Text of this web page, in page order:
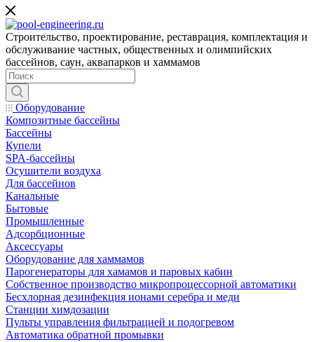
Строительство, проектирование, реставрация, комплектация и
обслуживание частных, общественных и олимпийских
бассейнов, саун, аквапарков и хаммамов
Оборудование
Композитные бассейны
Бассейны
Купели
SPA-бассейны
Осушители воздуха
Для бассейнов
Канальные
Бытовые
Промышленные
Адсорбционные
Аксессуары
Оборудование для хаммамов
Парогенераторы для хамамов и паровых кабин
Собственное производство микропроцессорной автоматики
Беcхлорная дезинфекция ионами серебра и меди
Станции химдозации
Пульты управления фильтрацией и подогревом
Автоматика обратной промывки